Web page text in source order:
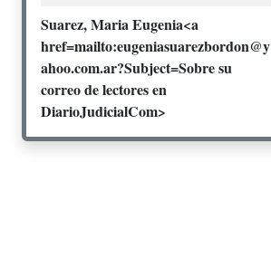
Suarez, Maria Eugenia<a
href=mailto:eugeniasuarezbordon@y
ahoo.com.ar?Subject=Sobre su
correo de lectores en
DiarioJudicialCom>